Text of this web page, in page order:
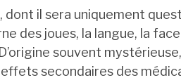
dont il sera uniquement
des joues, la langue, la
souvent
secondaires des